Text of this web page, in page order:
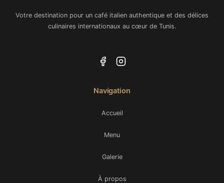
Votre destination pour un café italien authentique et des délices
culinaires internationaux au cœur de Tunis.
Navigation
Accueil
Menu
Galerie
À propos